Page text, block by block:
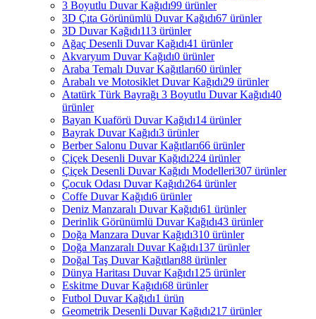
3 Boyutlu Duvar Kağıdı99 ürünler
3D Çıta Görünümlü Duvar Kağıdı67 ürünler
3D Duvar Kağıdı113 ürünler
Ağaç Desenli Duvar Kağıdı41 ürünler
Akvaryum Duvar Kağıdı0 ürünler
Araba Temalı Duvar Kağıtları60 ürünler
Arabalı ve Motosiklet Duvar Kağıdı29 ürünler
Atatürk Türk Bayrağı 3 Boyutlu Duvar Kağıdı40
ürünler
Bayan Kuaförü Duvar Kağıdı14 ürünler
Bayrak Duvar Kağıdı3 ürünler
Berber Salonu Duvar Kağıtları66 ürünler
Çiçek Desenli Duvar Kağıdı224 ürünler
Çiçek Desenli Duvar Kağıdı Modelleri307 ürünler
Çocuk Odası Duvar Kağıdı264 ürünler
Coffe Duvar Kağıdı6 ürünler
Deniz Manzaralı Duvar Kağıdı61 ürünler
Derinlik Görünümlü Duvar Kağıdı43 ürünler
Doğa Manzara Duvar Kağıdı310 ürünler
Doğa Manzaralı Duvar Kağıdı137 ürünler
Doğal Taş Duvar Kağıtları88 ürünler
Dünya Haritası Duvar Kağıdı125 ürünler
Eskitme Duvar Kağıdı68 ürünler
Futbol Duvar Kağıdı1 ürün
Geometrik Desenli Duvar Kağıdı217 ürünler